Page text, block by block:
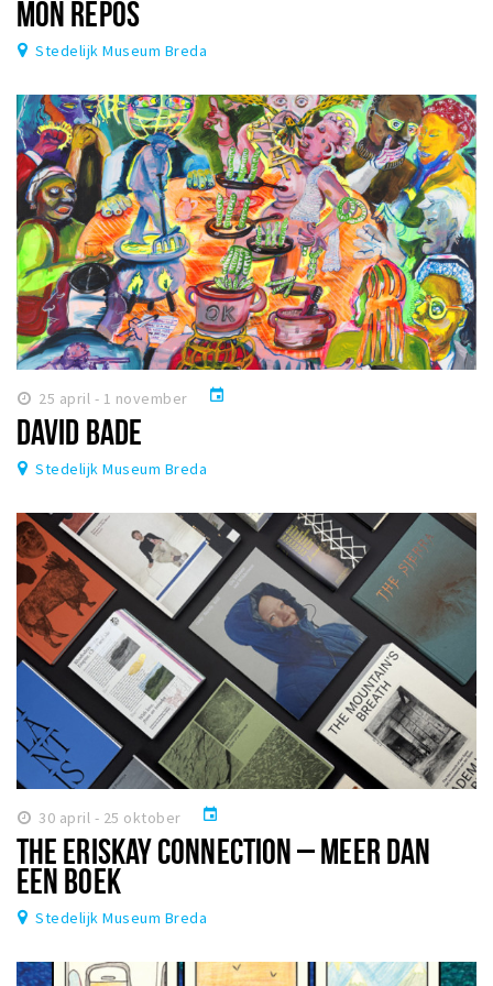
MON REPOS
Stedelijk Museum Breda
25 april - 1 november event
DAVID BADE
Stedelijk Museum Breda
30 april - 25 oktober event
THE ERISKAY CONNECTION – MEER DAN
EEN BOEK
Stedelijk Museum Breda